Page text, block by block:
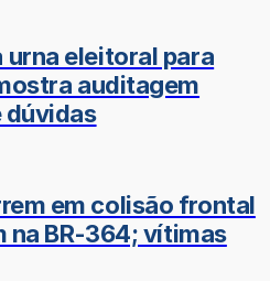
urna eleitoral para
auditagem
dúvidas
em colisão frontal
na BR-364; vítimas